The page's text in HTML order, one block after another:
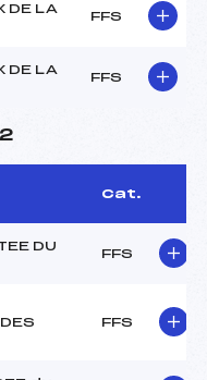
DE LA
FFS
DE LA
FFS
Cat.
DU
FFS
FFS